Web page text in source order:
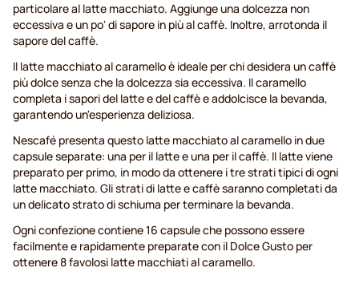
particolare al latte macchiato. Aggiunge una dolcezza non
eccessiva e un po' di sapore in più al caffè. Inoltre, arrotonda il
sapore del caffè.
Il latte macchiato al caramello è ideale per chi desidera un caffè
più dolce senza che la dolcezza sia eccessiva. Il caramello
completa i sapori del latte e del caffè e addolcisce la bevanda,
garantendo un'esperienza deliziosa.
Nescafé presenta questo latte macchiato al caramello in due
capsule separate: una per il latte e una per il caffè. Il latte viene
preparato per primo, in modo da ottenere i tre strati tipici di ogni
latte macchiato. Gli strati di latte e caffè saranno completati da
un delicato strato di schiuma per terminare la bevanda.
Ogni confezione contiene 16 capsule che possono essere
facilmente e rapidamente preparate con il Dolce Gusto per
ottenere 8 favolosi latte macchiati al caramello.